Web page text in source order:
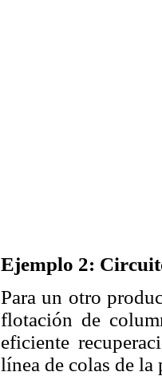
Ejemplo 2:
Para un otro
flotación de
eficiente
línea de colas de la